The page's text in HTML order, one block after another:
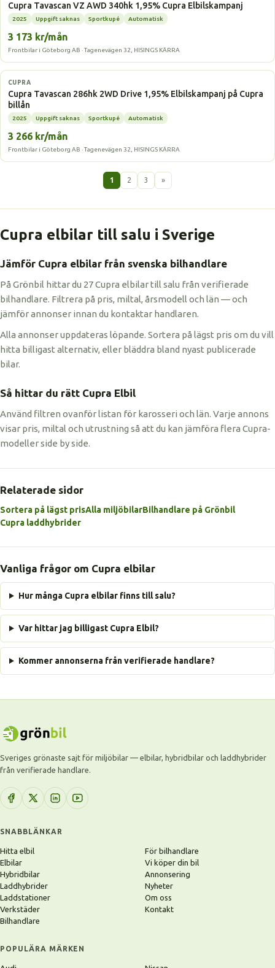
Cupra Tavascan VZ AWD 340hk 1,95% Cupra Elbilskampanj
2025 Uppgift saknas Sportkupé Automatisk
3 173 kr/mån
Frontbilar i Göteborg AB · Tagenevägen 32, HISINGS KÄRRA
Elbil
CUPRA
Cupra Tavascan 286hk 2WD Drive 1,95% Elbilskampanj på Cupra
billån
2025 Uppgift saknas Sportkupé Automatisk
3 266 kr/mån
Frontbilar i Göteborg AB · Tagenevägen 32, HISINGS KÄRRA
1 2 3 »
Cupra elbilar till salu i Sverige
Jämför Cupra elbilar från svenska bilhandlare
På Grönbil hittar du 27 Cupra elbilar till salu från verifierade
bilhandlare. Filtrera på pris, miltal, årsmodell och län — och
jämför annonser innan du kontaktar handlaren.
Alla annonser uppdateras löpande. Sortera på lägst pris om du vill
hitta billigast alternativ, eller bläddra bland nyast publicerade
bilar.
Så hittar du rätt Cupra Elbil
Använd filtren ovanför listan för karosseri och län. Varje annons
visar pris, miltal och utrustning så att du kan jämföra flera Cupra-
modeller side by side.
Relaterade sidor
Sortera på lägst prisAlla miljöbilarBilhandlare på Grönbil
Cupra laddhybrider
Vanliga frågor om Cupra elbilar
Hur många Cupra elbilar finns till salu?
Var hittar jag billigast Cupra Elbil?
Kommer annonserna från verifierade handlare?
Sveriges grönaste sajt för miljöbilar — elbilar, hybridbilar och laddhybrider
från verifierade handlare.
SNABBLÄNKAR
Hitta elbil
Elbilar
Hybridbilar
Laddhybrider
Laddstationer
Verkstäder
Bilhandlare
För bilhandlare
Vi köper din bil
Annonsering
Nyheter
Om oss
Kontakt
POPULÄRA MÄRKEN